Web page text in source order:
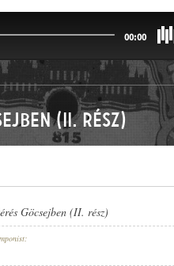
00:00
(II. rész)
Göcsejben (II. rész)